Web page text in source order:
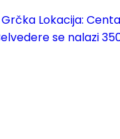
Grčka Lokacija:
se nalazi